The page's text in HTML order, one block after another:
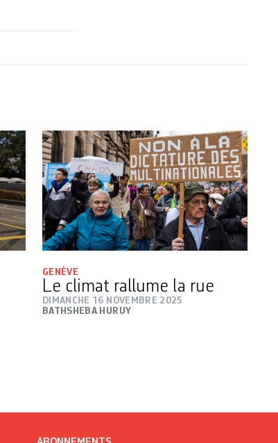
GENÈVE
Le climat rallume la rue
DIMANCHE 16 NOVEMBRE 2025
BATHSHEBA HURUY